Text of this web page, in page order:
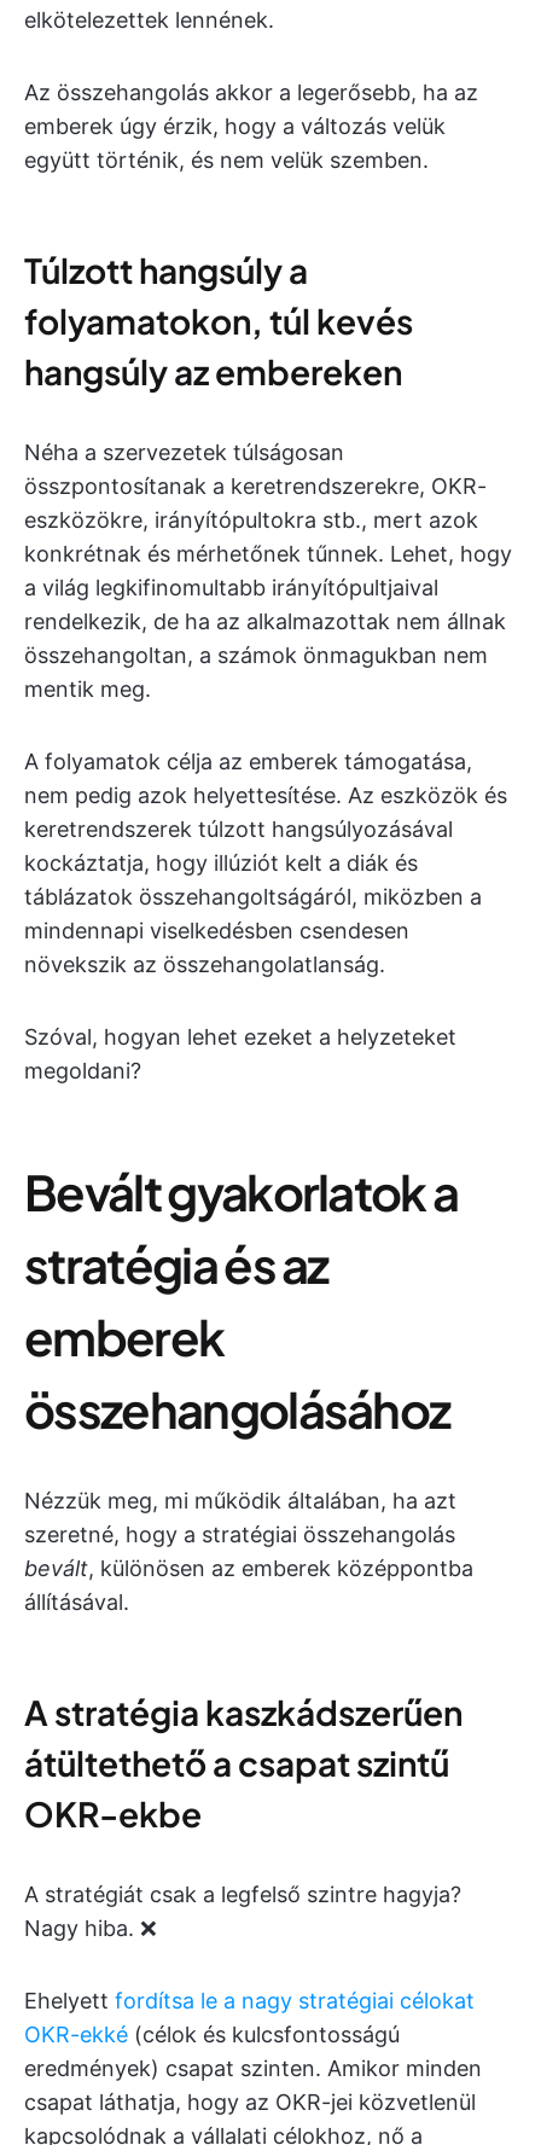
elkötelezettek lennének.
Az összehangolás akkor a legerősebb, ha az
emberek úgy érzik, hogy a változás velük
együtt történik, és nem velük szemben.
Túlzott hangsúly a
folyamatokon, túl kevés
hangsúly az embereken
Néha a szervezetek túlságosan
összpontosítanak a keretrendszerekre, OKR-
eszközökre, irányítópultokra stb., mert azok
konkrétnak és mérhetőnek tűnnek. Lehet, hogy
a világ legkifinomultabb irányítópultjaival
rendelkezik, de ha az alkalmazottak nem állnak
összehangoltan, a számok önmagukban nem
mentik meg.
A folyamatok célja az emberek támogatása,
nem pedig azok helyettesítése. Az eszközök és
keretrendszerek túlzott hangsúlyozásával
kockáztatja, hogy illúziót kelt a diák és
táblázatok összehangoltságáról, miközben a
mindennapi viselkedésben csendesen
növekszik az összehangolatlanság.
Szóval, hogyan lehet ezeket a helyzeteket
megoldani?
Bevált gyakorlatok a
stratégia és az
emberek
összehangolásához
Nézzük meg, mi működik általában, ha azt
szeretné, hogy a stratégiai összehangolás
bevált, különösen az emberek középpontba
állításával.
A stratégia kaszkádszerűen
átültethető a csapat szintű
OKR-ekbe
A stratégiát csak a legfelső szintre hagyja?
Nagy hiba. ❌
Ehelyett fordítsa le a nagy stratégiai célokat
OKR-ekké (célok és kulcsfontosságú
eredmények) csapat szinten. Amikor minden
csapat láthatja, hogy az OKR-jei közvetlenül
kapcsolódnak a vállalati célokhoz, nő a